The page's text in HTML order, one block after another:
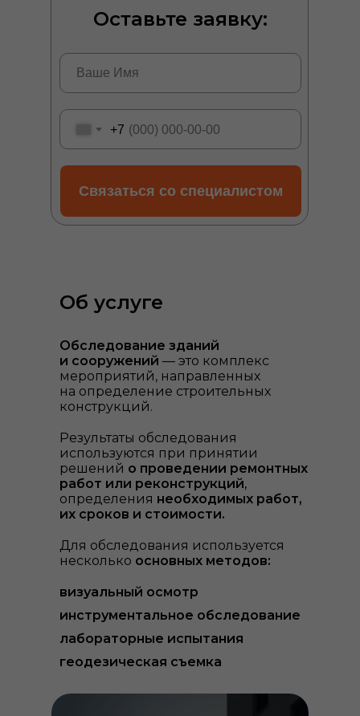
+7
Связаться со специалистом
Оставьте заявку:
Об услуге
Обследование зданий
и сооружений — это комплекс
мероприятий, направленных
на определение строительных
конструкций.
Результаты обследования
используются при принятии
решений о проведении ремонтных
работ или реконструкций,
определения необходимых работ,
их сроков и стоимости.
Для обследования используется
несколько основных методов:
визуальный осмотр
инструментальное обследование
лабораторные испытания
геодезическая съемка